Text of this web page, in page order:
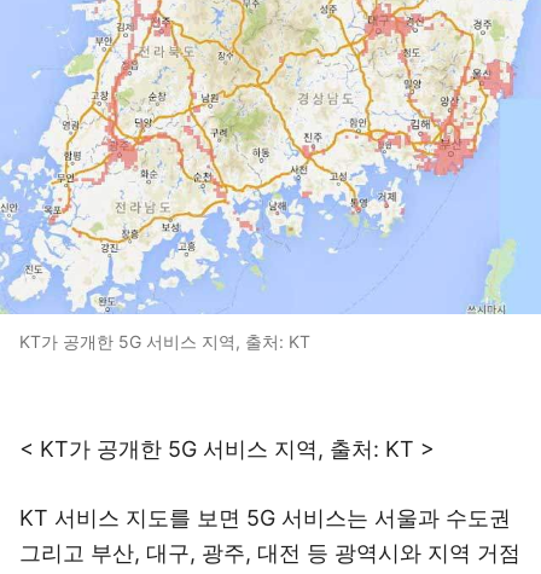
KT가 공개한 5G 서비스 지역, 출처: KT
< KT가 공개한 5G 서비스 지역, 출처: KT >
KT 서비스 지도를 보면 5G 서비스는 서울과 수도권
그리고 부산, 대구, 광주, 대전 등 광역시와 지역 거점